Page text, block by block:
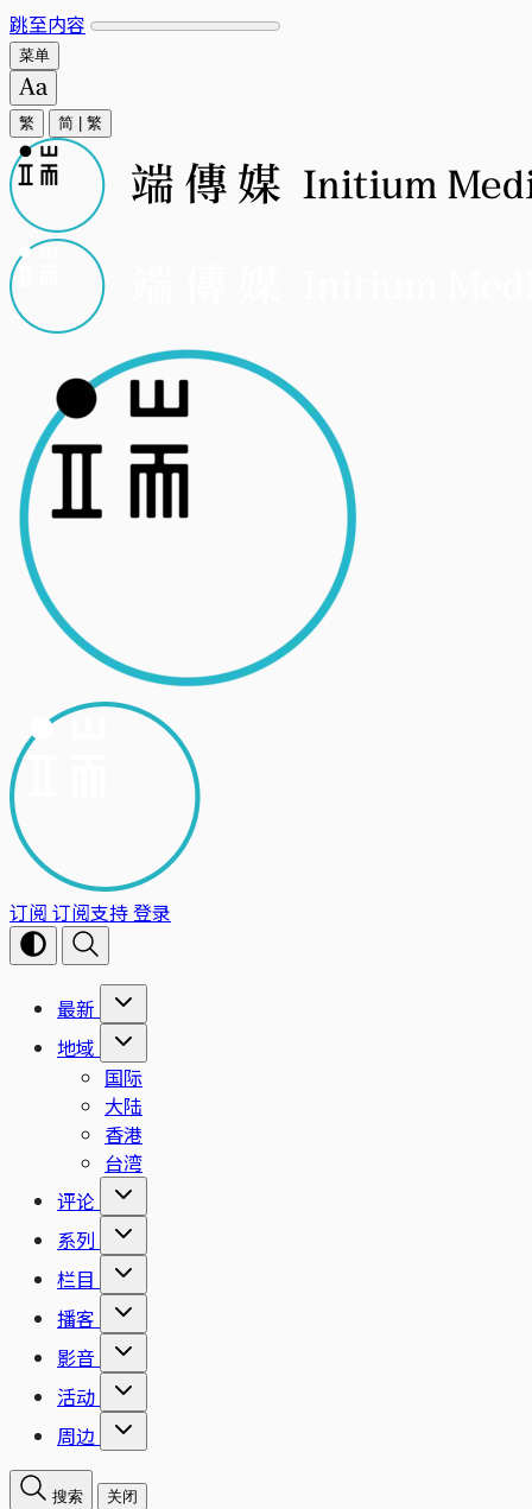
跳至内容
菜单
繁 简 繁
订阅 订阅支持登录
最新
地域
国际
大陆
香港
台湾
评论
系列
栏目
播客
影音
活动
周边
搜索 关闭